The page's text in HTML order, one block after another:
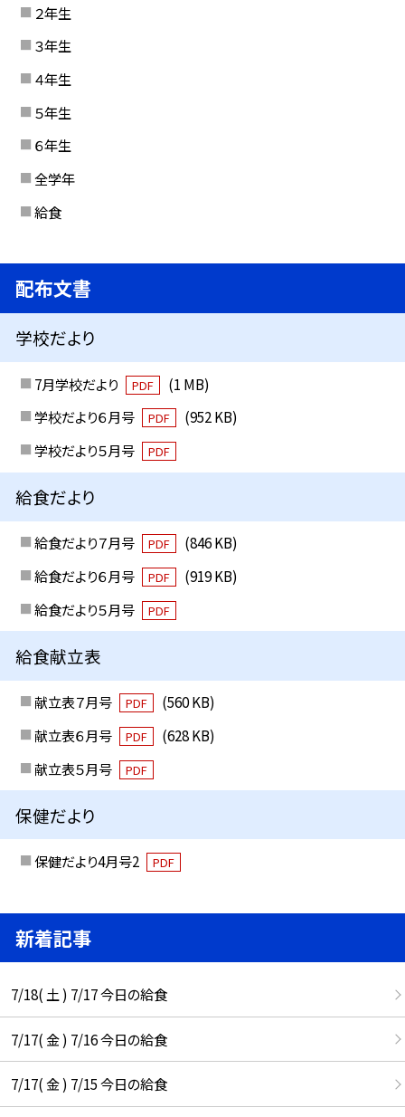
２年生
３年生
４年生
５年生
６年生
全学年
給食
配布文書
学校だより
7月学校だより PDF
(1 MB)
学校だより６月号
PDF
(952 KB)
学校だより５月号
PDF
給食だより
給食だより７月号 PDF
(846 KB)
給食だより６月号
PDF
(919 KB)
給食だより５月号
PDF
給食献立表
献立表７月号 PDF
(560 KB)
献立表６月号
PDF
(628 KB)
献立表５月号
PDF
保健だより
保健だより4月号2 PDF
新着記事
7/18( 土 ) 7/17 今日の給食
7/17( 金 ) 7/16 今日の給食
7/17( 金 ) 7/15 今日の給食